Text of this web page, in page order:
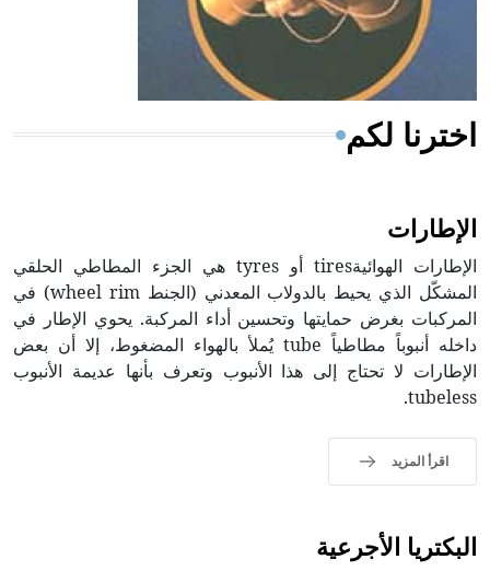
من مادة كربونات الكلسيوم، وهو أحمر أو شديد الحمرة وهو
أجود أنواعه، ويمتاز بكبر الحجم ويسمى الش
اخترنا لكم
الإطارات
الإطارات الهوائيةtires أو tyres هي الجزء المطاطي الحلقي
المشكّل الذي يحيط بالدولاب المعدني (الجنط wheel rim) في
المركبات بغرض حمايتها وتحسين أداء المركبة. يحوي الإطار في
داخله أنبوباً مطاطياً tube يُملأ بالهواء المضغوط، إلا أن بعض
الإطارات لا تحتاج إلى هذا الأنبوب وتعرف بأنها عديمة الأنبوب
tubeless.
اقرأ المزيد
البكتريا الأجرعية